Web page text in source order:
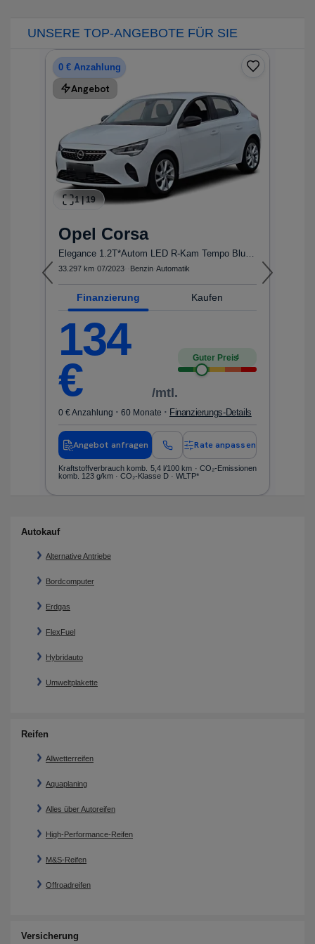
UNSERE TOP-ANGEBOTE FÜR SIE
0 € Anzahlung
Angebot
1|19
Opel Corsa
Elegance 1.2T*Autom LED R-Kam Tempo Blueto...
33.297 km 07/2023 Benzin Automatik
Finanzierung Kaufen
134
€ /mtl.
Guter Preis4
0 € Anzahlung · 60 Monate · Finanzierungs-Details
Angebot anfragen Rate anpassen
Kraftstoffverbrauch komb. 5,4 l/100 km · CO₂-Emissionen
komb. 123 g/km · CO₂-Klasse D · WLTP*
Autokauf
Alternative Antriebe
Bordcomputer
Erdgas
FlexFuel
Hybridauto
Umweltplakette
Reifen
Allwetterreifen
Aquaplaning
Alles über Autoreifen
High-Performance-Reifen
M&S-Reifen
Offroadreifen
Versicherung